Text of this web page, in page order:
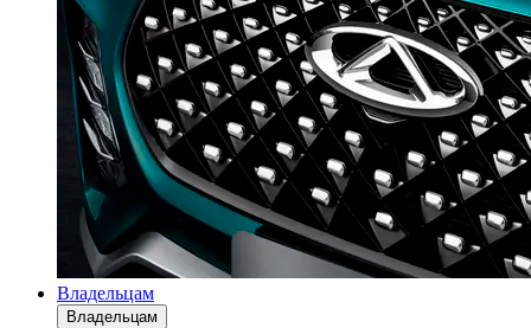
Владельцам
Владельцам